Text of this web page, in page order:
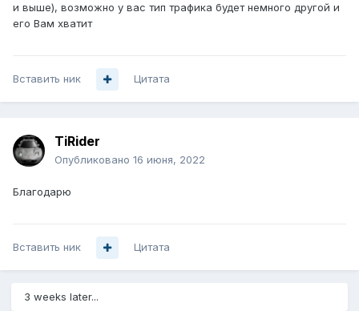
и выше), возможно у вас тип трафика будет немного другой и
его Вам хватит
Вставить ник Цитата
TiRider
Опубликовано 16 июня, 2022
Благодарю
Вставить ник Цитата
3 weeks later...